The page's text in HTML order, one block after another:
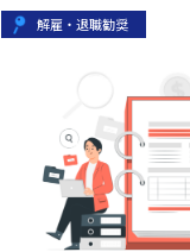
解雇・退職勧奨